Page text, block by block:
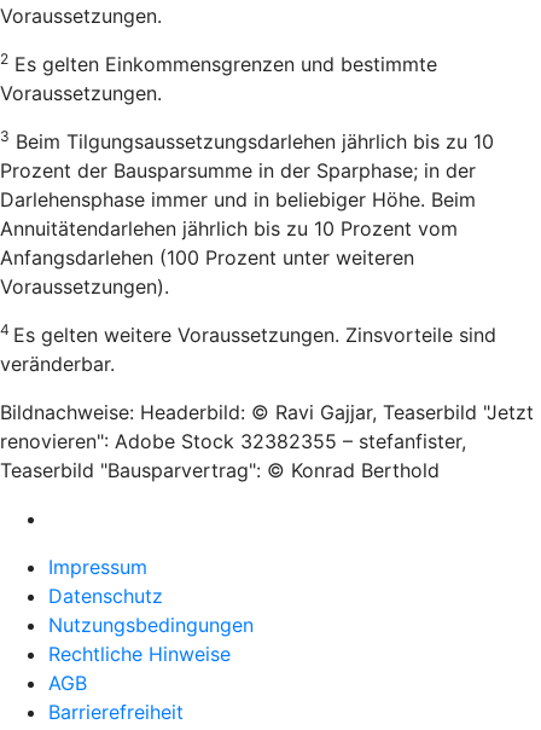
Voraussetzungen.
2 Es gelten Einkommensgrenzen und bestimmte
Voraussetzungen.
3 Beim Tilgungsaussetzungsdarlehen jährlich bis zu 10
Prozent der Bausparsumme in der Sparphase; in der
Darlehensphase immer und in beliebiger Höhe. Beim
Annuitätendarlehen jährlich bis zu 10 Prozent vom
Anfangsdarlehen (100 Prozent unter weiteren
Voraussetzungen).
4 Es gelten weitere Voraussetzungen. Zinsvorteile sind
veränderbar.
Bildnachweise: Headerbild: © Ravi Gajjar, Teaserbild "Jetzt
renovieren": Adobe Stock 32382355 – stefanfister,
Teaserbild "Bausparvertrag": © Konrad Berthold
Impressum
Datenschutz
Nutzungsbedingungen
Rechtliche Hinweise
AGB
Barrierefreiheit